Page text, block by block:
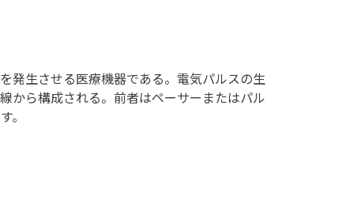
発生させる医療機器である。電気パルスの生
から構成される。前者はペーサーまたはパル
。